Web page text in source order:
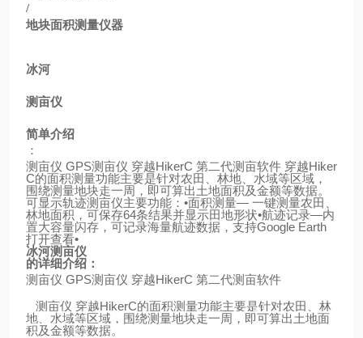
/
地块面积测量仪器
冰河
测亩仪
简单介绍
：
测亩仪 GPS测亩仪 穿越HikerC 第二代测亩软件 穿越Hiker
C的面积测量功能主要是针对农田、林地、水域等区域，
围绕测量地块走一周，即可算出土地面积及金额等数据。
可显示轨迹测亩仪主要功能： •面积测量— 一键测量农田、
林地面积，可保存64条结果并显示田地形状•航迹记录—内
置大容量闪存，可记录海量航迹数据，支持Google Earth
打开查看•
冰河测亩仪
的详细介绍：
测亩仪 GPS测亩仪 穿越HikerC 第二代测亩软件
测亩仪 穿越HikerC的面积测量功能主要是针对农田、林
地、水域等区域，围绕测量地块走一周，即可算出土地面
积及金额等数据。